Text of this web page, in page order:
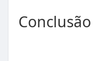
Conclusão